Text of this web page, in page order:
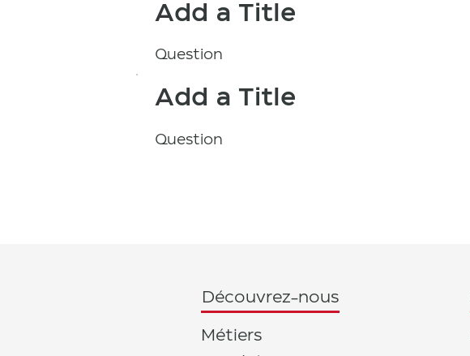
Add a Title
Question
Add a Title
Question
Métiers
Découvrez-nous